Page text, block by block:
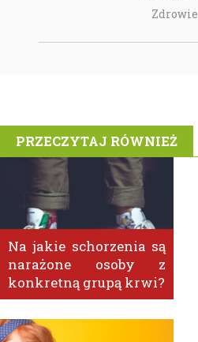
Zdrowie
PRZECZYTAJ RÓWNIEŻ
Na jakie schorzenia są
narażone osoby z
konkretną grupą krwi?